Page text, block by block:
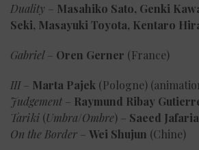
Duality – Masahiko Sato, Genki
Seki, Masayuki Toyota, Kentaro
Gabriel– Oren Gerner (France)
III– Marta Pajek (Pologne)
Judgement – Raymund Ribay
Tariki (Umbra/Ombre) – Saeed
On the Border – Wei Shujun (Chine)